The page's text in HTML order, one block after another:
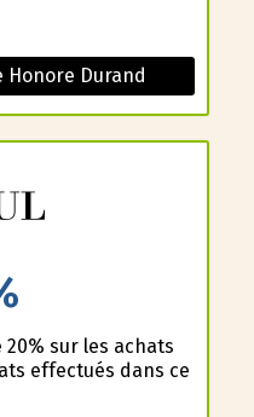
Honore Durand
sur les achats
effectués dans ce